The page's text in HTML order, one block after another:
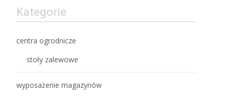
Kategorie
centra ogrodnicze
stoły zalewowe
wyposażenie magazynów